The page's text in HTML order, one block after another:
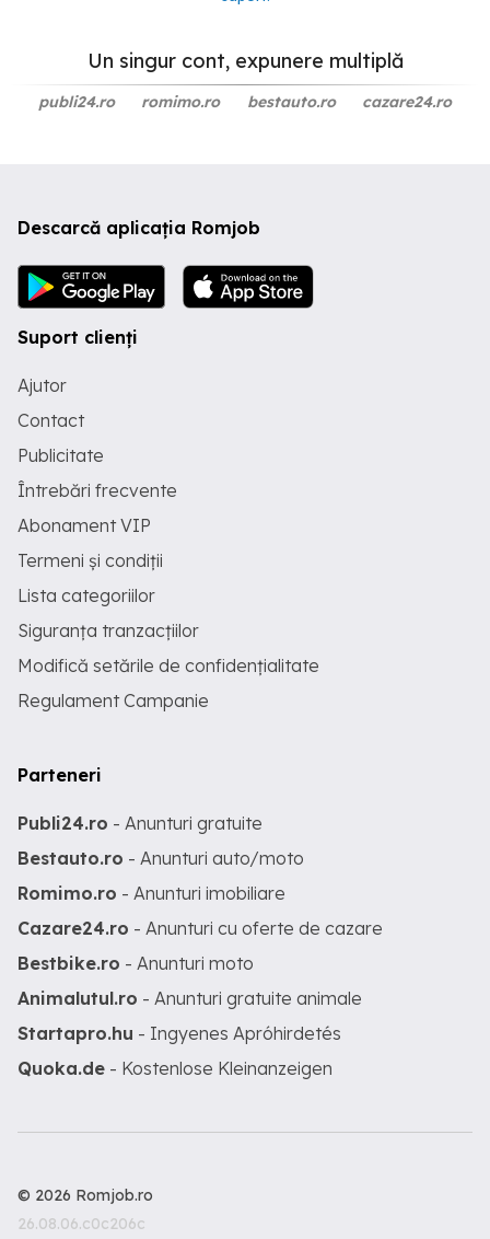
Un singur cont, expunere multiplă
publi24.ro romimo.ro bestauto.ro cazare24.ro
Descarcă aplicația Romjob
Suport clienți
Ajutor
Contact
Publicitate
Întrebări frecvente
Abonament VIP
Termeni și condiții
Lista categoriilor
Siguranța tranzacțiilor
Modifică setările de confidențialitate
Regulament Campanie
Parteneri
Publi24.ro - Anunturi gratuite
Bestauto.ro - Anunturi auto/moto
Romimo.ro - Anunturi imobiliare
Cazare24.ro - Anunturi cu oferte de cazare
Bestbike.ro - Anunturi moto
Animalutul.ro - Anunturi gratuite animale
Startapro.hu - Ingyenes Apróhirdetés
Quoka.de - Kostenlose Kleinanzeigen
© 2026 Romjob.ro
26.08.06.c0c206c